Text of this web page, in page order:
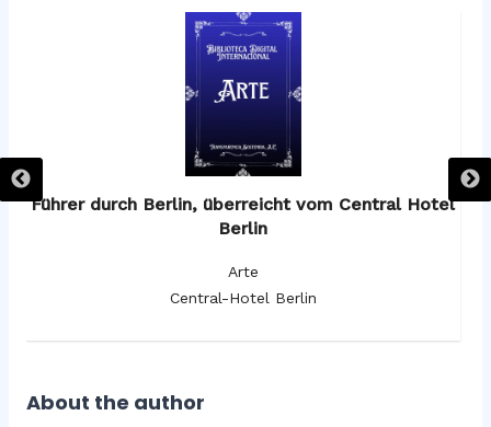
Führer durch Berlin, überreicht vom Central Hotel
Berlin
Arte
Central-Hotel Berlin
About the author